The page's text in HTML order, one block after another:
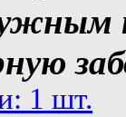
1 шт.